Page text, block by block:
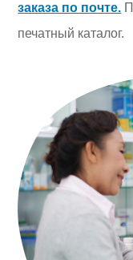
заказа по почте.
печатный каталог.